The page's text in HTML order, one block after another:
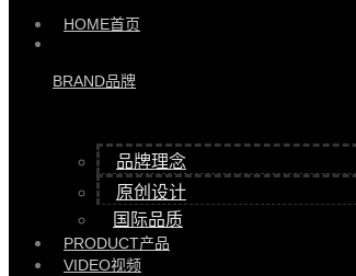
HOME首页
BRAND品牌
品牌理念
原创设计
国际品质
PRODUCT产品
VIDEO视频